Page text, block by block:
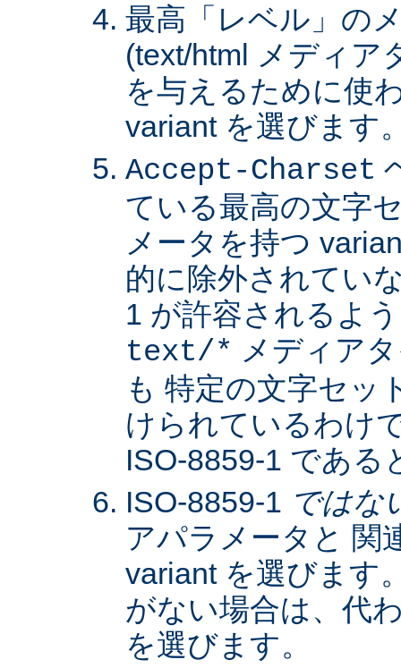
最高「レベル」の
(text/html メディア
を与えるために使
variant を選びます
Accept-Charset
ている最高の文字
メータを持つ
的に除外されてい
1 が許容されるよ
text/* メディア
も 特定の文字セッ
けられているわけ
ISO-8859-1 である
ISO-8859-1 ではな
アパラメータと 関
variant を選びます
がない場合は、代
を選びます。